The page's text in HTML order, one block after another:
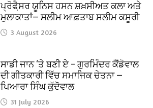
ਪ੍ਰੋਫੈ਼ਸਰ ਯੂਨਿਸ ਹਸਨ ਸ਼ਖ਼ਸੀਅਤ ਕਲਾ ਅਤੇ
ਮੁਲਾਕਾਤਾਂ— ਸਲੀਮ ਆਫ਼ਤਾਬ ਸਲੀਮ ਕਸੂਰੀ
3 August 2026
ਸਾਡੀ ਜਾਨ ‘ਤੇ ਬਣੀ ਏ – ਗੁਰਮਿੰਦਰ ਕੈਂਡੋਵਾਲ
ਦੀ ਗੀਤਕਾਰੀ ਵਿੱਚ ਸਮਾਜਿਕ ਚੇਤਨਾ —
ਪਿਆਰਾ ਸਿੰਘ ਕੁੱਦੋਵਾਲ
31 July 2026